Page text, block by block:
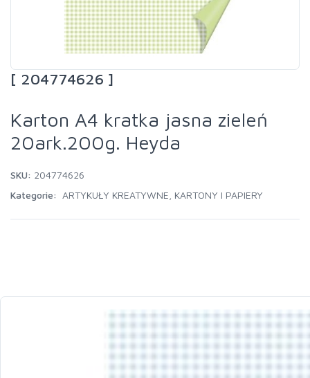
[ 204774626 ]
Karton A4 kratka jasna zieleń
20ark.200g. Heyda
SKU: 204774626
Kategorie:
ARTYKUŁY KREATYWNE KARTONY I PAPIERY